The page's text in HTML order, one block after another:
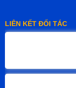
LIÊN KẾT ĐỐI TÁC